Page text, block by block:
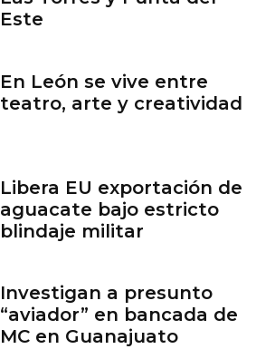
Este
En León se vive entre
teatro, arte y creatividad
Libera EU exportación de
aguacate bajo estricto
blindaje militar
Investigan a presunto
“aviador” en bancada de
MC en Guanajuato